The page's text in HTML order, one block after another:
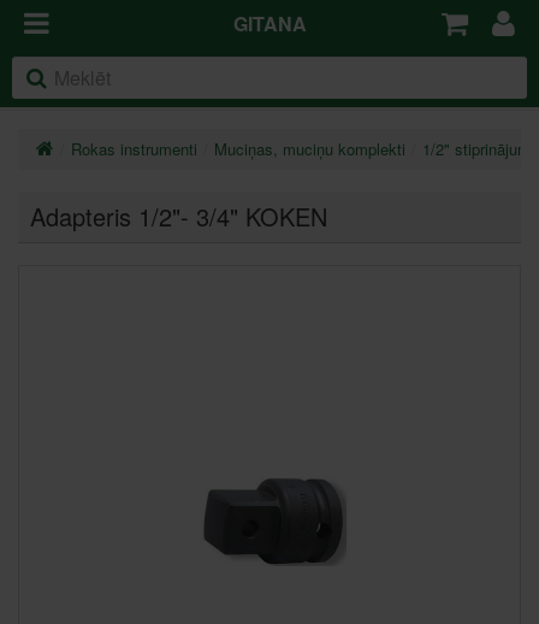
GITANA
Rokas instrumenti Muciņas, muciņu komplekti 1/2" stiprinājums
Adapteris 1/2"- 3/4" KOKEN